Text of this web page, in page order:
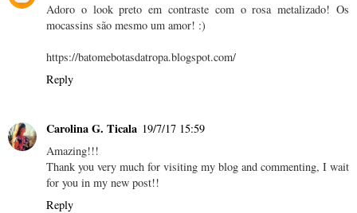
Adoro o look preto em contraste com o rosa metalizado! Os
mocassins são mesmo um amor! :)
https://batomebotasdatropa.blogspot.com/
Reply
Carolina G. Ticala 19/7/17 15:59
Amazing!!!
Thank you very much for visiting my blog and commenting, I wait
for you in my new post!!
Reply